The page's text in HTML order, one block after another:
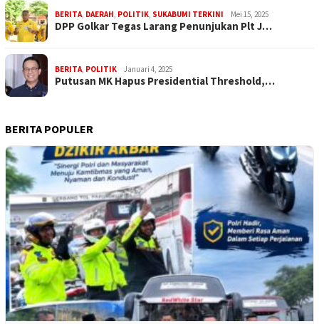
BERITA, DAERAH, POLITIK, SUKABUMI TERKINI Mei 15, 2025
DPP Golkar Tegas Larang Penunjukan Plt J…
BERITA, POLITIK Januari 4, 2025
Putusan MK Hapus Presidential Threshold,…
BERITA POPULER